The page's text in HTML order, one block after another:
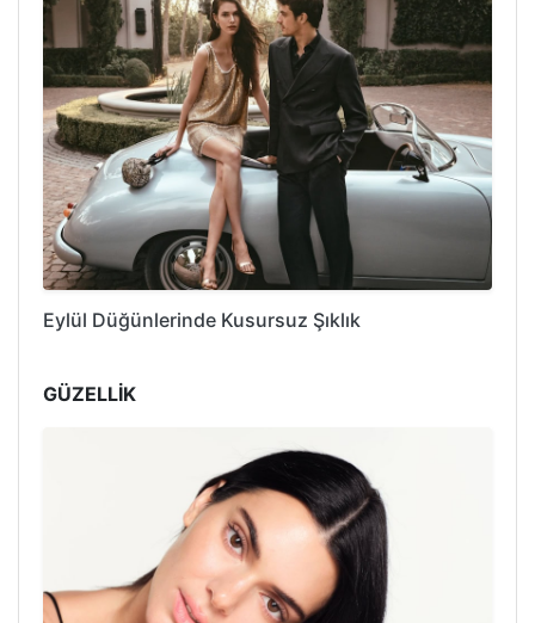
Eylül Düğünlerinde Kusursuz Şıklık
GÜZELLİK